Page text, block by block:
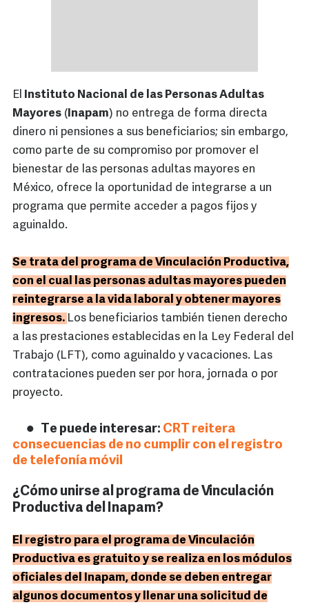
El Instituto Nacional de las Personas Adultas
Mayores (Inapam) no entrega de forma directa
dinero ni pensiones a sus beneficiarios; sin embargo,
como parte de su compromiso por promover el
bienestar de las personas adultas mayores en
México, ofrece la oportunidad de integrarse a un
programa que permite acceder a pagos fijos y
aguinaldo.
Se trata del programa de Vinculación Productiva,
con el cual las personas adultas mayores pueden
reintegrarse a la vida laboral y obtener mayores
ingresos. Los beneficiarios también tienen derecho
a las prestaciones establecidas en la Ley Federal del
Trabajo (LFT), como aguinaldo y vacaciones. Las
contrataciones pueden ser por hora, jornada o por
proyecto.
Te puede interesar: CRT reitera
consecuencias de no cumplir con el registro
de telefonía móvil
¿Cómo unirse al programa de Vinculación
Productiva del Inapam?
El registro para el programa de Vinculación
Productiva es gratuito y se realiza en los módulos
oficiales del Inapam, donde se deben entregar
algunos documentos y llenar una solicitud de